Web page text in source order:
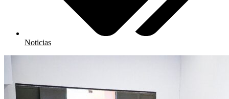
Noticias